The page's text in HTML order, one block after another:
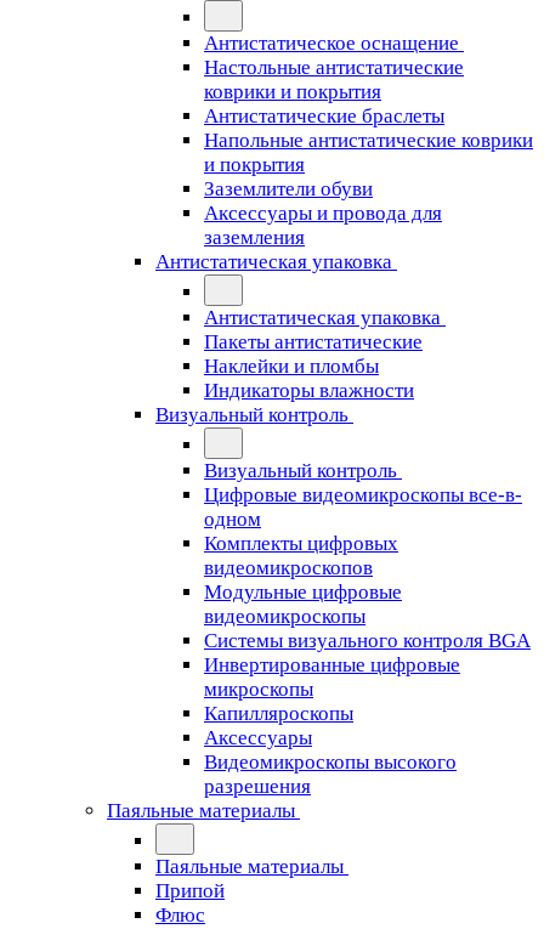
Антистатическое оснащение
Настольные антистатические
коврики и покрытия
Антистатические браслеты
Напольные антистатические коврики
и покрытия
Заземлители обуви
Аксессуары и провода для
заземления
Антистатическая упаковка
Антистатическая упаковка
Пакеты антистатические
Наклейки и пломбы
Индикаторы влажности
Визуальный контроль
Визуальный контроль
Цифровые видеомикроскопы все-в-
одном
Комплекты цифровых
видеомикроскопов
Модульные цифровые
видеомикроскопы
Cистемы визуального контроля BGA
Инвертированные цифровые
микроскопы
Капилляроскопы
Аксессуары
Видеомикроскопы высокого
разрешения
Паяльные материалы
Паяльные материалы
Припой
Флюс